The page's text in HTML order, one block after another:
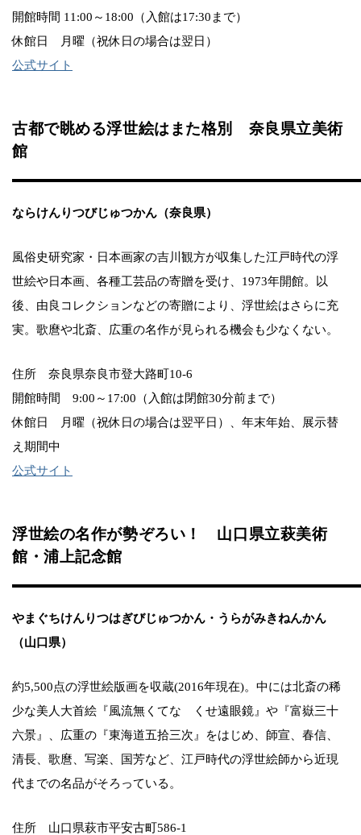
開館時間 11:00～18:00（入館は17:30まで）
休館日 月曜（祝休日の場合は翌日）
公式サイト
古都で眺める浮世絵はまた格別 奈良県立美術
館
ならけんりつびじゅつかん（奈良県）
風俗史研究家・日本画家の吉川観方が収集した江戸時代の浮
世絵や日本画、各種工芸品の寄贈を受け、1973年開館。以
後、由良コレクションなどの寄贈により、浮世絵はさらに充
実。歌麿や北斎、広重の名作が見られる機会も少なくない。
住所 奈良県奈良市登大路町10-6
開館時間 9:00～17:00（入館は閉館30分前まで）
休館日 月曜（祝休日の場合は翌平日）、年末年始、展示替
え期間中
公式サイト
浮世絵の名作が勢ぞろい！ 山口県立萩美術
館・浦上記念館
やまぐちけんりつはぎびじゅつかん・うらがみきねんかん
（山口県）
約5,500点の浮世絵版画を収蔵(2016年現在)。中には北斎の稀
少な美人大首絵『風流無くてなゝくせ遠眼鏡』や『富嶽三十
六景』、広重の『東海道五拾三次』をはじめ、師宣、春信、
清長、歌麿、写楽、国芳など、江戸時代の浮世絵師から近現
代までの名品がそろっている。
住所 山口県萩市平安古町586-1